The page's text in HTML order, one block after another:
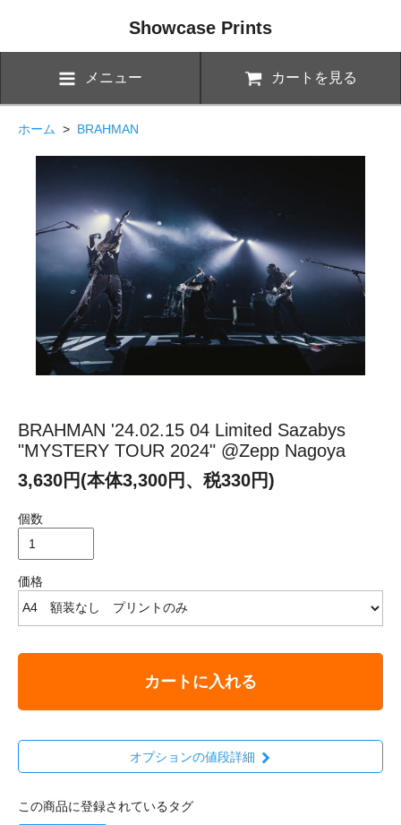
Showcase Prints
メニュー カートを見る
ホーム > BRAHMAN
BRAHMAN '24.02.15 04 Limited Sazabys
"MYSTERY TOUR 2024" @Zepp Nagoya
3,630円(本体3,300円、税330円)
個数
価格
カートに入れる
オプションの値段詳細
この商品に登録されているタグ